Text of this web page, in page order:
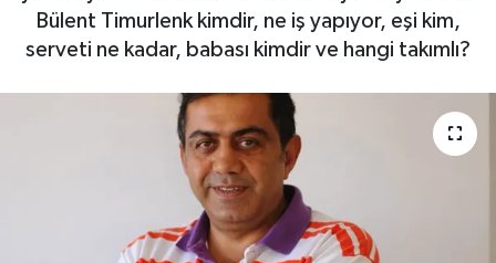
Bülent Timurlenk kimdir, ne iş yapıyor, eşi kim,
serveti ne kadar, babası kimdir ve hangi takımlı?
Sağlık